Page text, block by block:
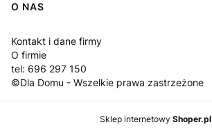
O NAS
Kontakt i dane firmy
O firmie
tel: 696 297 150
©Dla Domu - Wszelkie prawa zastrzeżone
Sklep internetowy Shoper.pl